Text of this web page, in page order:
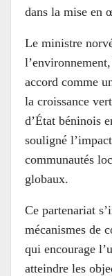
dans la mise en
Le ministre
accord comme
la croissance
d’État béninois
souligné
communautés
globaux.
Ce partenariat
mécanismes de
qui encourage
atteindre les